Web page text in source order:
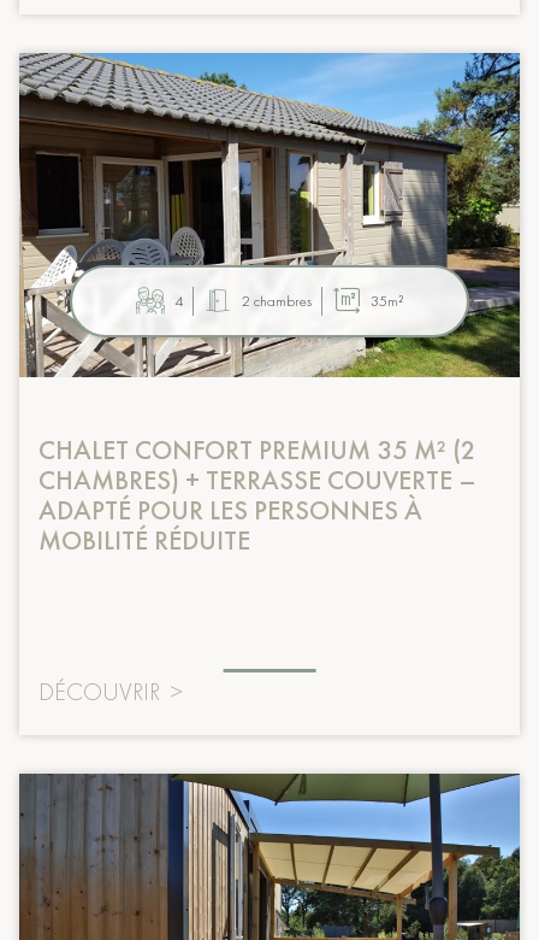
4 2 chambres 35m²
CHALET CONFORT PREMIUM 35 M² (2
CHAMBRES) + TERRASSE COUVERTE –
ADAPTÉ POUR LES PERSONNES À
MOBILITÉ RÉDUITE
DÉCOUVRIR >